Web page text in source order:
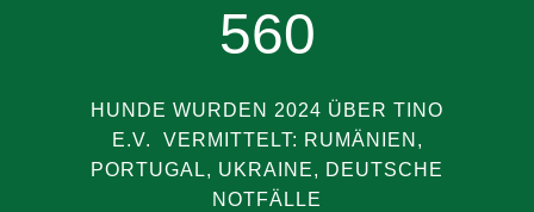
560
HUNDE WURDEN 2024 ÜBER TINO
E.V. VERMITTELT: RUMÄNIEN,
PORTUGAL, UKRAINE, DEUTSCHE
NOTFÄLLE